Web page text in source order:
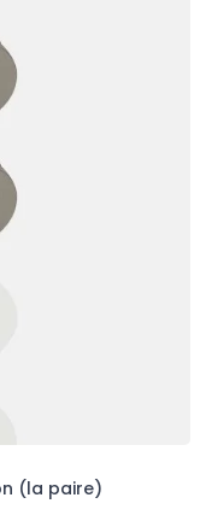
(la paire)